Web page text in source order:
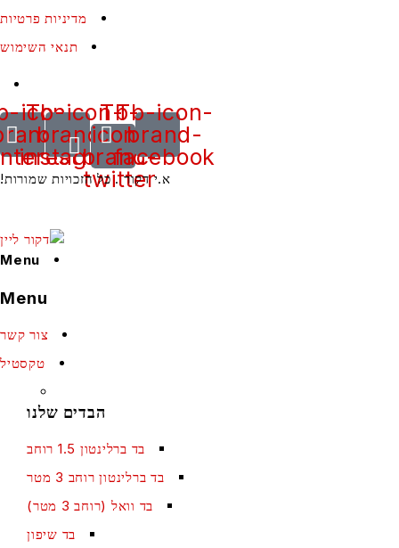
מדיניות פרטיות
תנאי השימוש
Tb-icon-
brand-
facebook
Tb-
icon-
brand-
twitter
Tb-icon-
brand-
instagram
Tb-icon-
brand-
pinterest
א.י דקור . כל הזכויות שמורות!
Menu
Menu
צור קשר
טקסטיל
הבדים שלנו
בד ברלינטון 1.5 רוחב
בד ברלינטון רוחב 3 מטר
בד וואל (רוחב 3 מטר)
בד שיפון